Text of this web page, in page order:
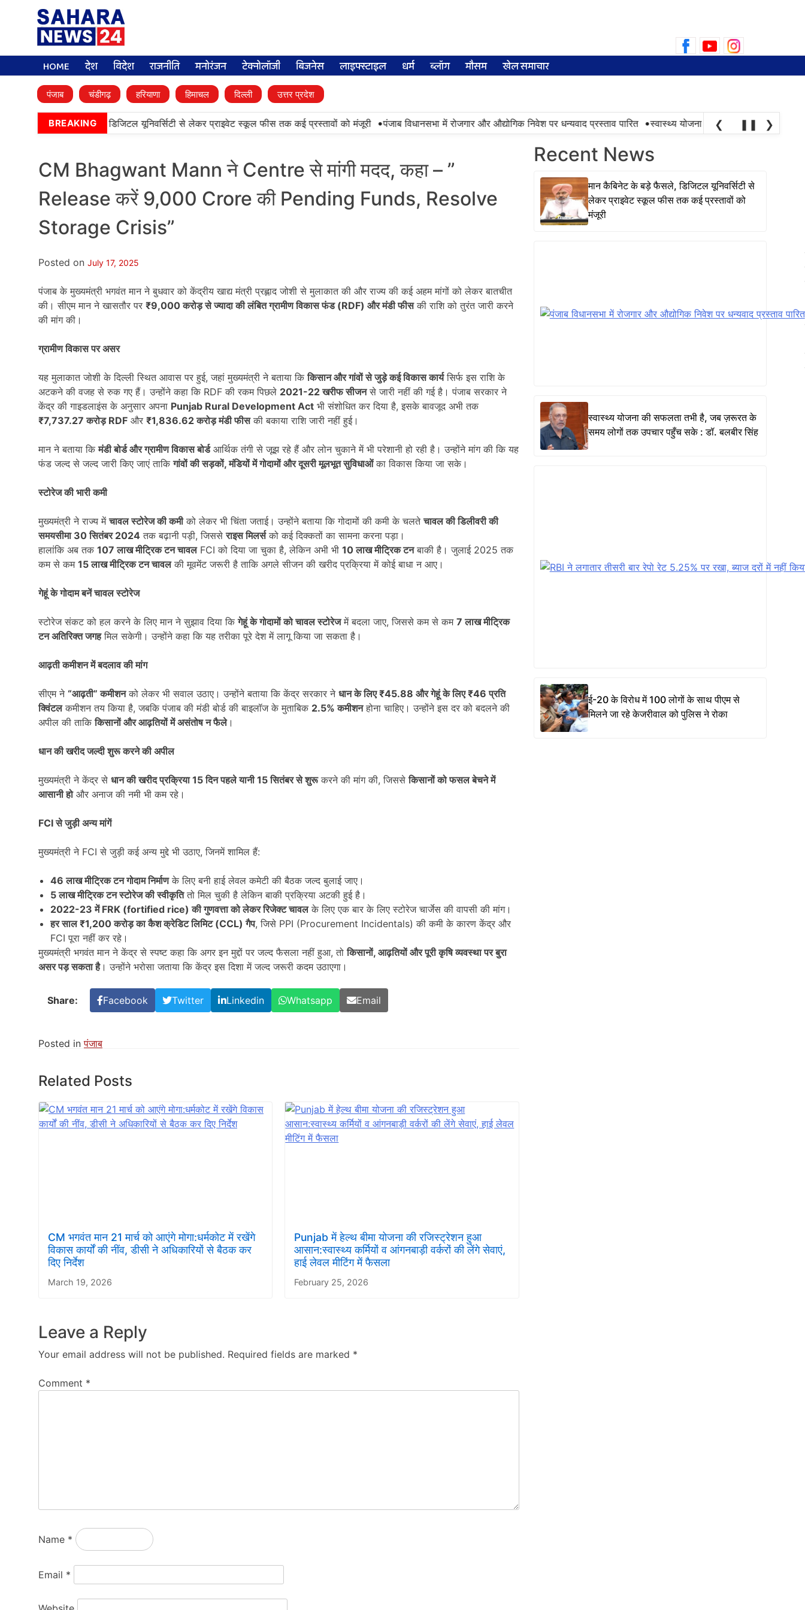
for:
HOME देश विदेश राजनीति मनोरंजन टेक्नोलॉजी बिजनेस लाइफ्स्टाइल धर्म ब्लॉग मौसम खेल समाचार
पंजाब चंडीगढ़ हरियाणा हिमाचल दिल्ली उत्तर प्रदेश
BREAKING
मान कैबिनेट के बड़े फैसले, डिजिटल यूनिवर्सिटी से लेकर प्राइवेट स्कूल फीस तक कई प्रस्तावों को मंजूरी •पंजाब विधानसभा में रोजगार और औद्योगिक निवेश पर धन्यवाद प्रस्ताव पारित •स्वास्थ्य योजना की सफलता तभी है, जब
❮ ❚❚ ❯
CM Bhagwant Mann ने Centre से मांगी मदद, कहा – ”
Release करें 9,000 Crore की Pending Funds, Resolve
Storage Crisis”
Posted on July 17, 2025
पंजाब के मुख्यमंत्री भगवंत मान ने बुधवार को केंद्रीय खाद्य मंत्री प्रह्लाद जोशी से मुलाकात की और राज्य की कई अहम मांगों को लेकर बातचीत
की। सीएम मान ने खासतौर पर ₹9,000करोड़ से ज्यादा की लंबित ग्रामीण विकास फंड (RDF) और मंडी फीसकी राशि को तुरंत जारी करने
की मांग की।
ग्रामीण विकास पर असर
यह मुलाकात जोशी के दिल्ली स्थित आवास पर हुई, जहां मुख्यमंत्री ने बताया किकिसान और गांवों से जुड़े कई विकास कार्यसिर्फ इस राशि के
अटकने की वजह से रुक गए हैं। उन्होंने कहा कि RDF की रकम पिछले 2021-22खरीफ सीजनसे जारी नहीं की गई है। पंजाब सरकार ने
केंद्र की गाइडलाइंस के अनुसार अपना Punjab Rural Development Act भी संशोधित कर दिया है, इसके बावजूद अभी तक
₹7,737.27करोड़ RDF और ₹1,836.62करोड़ मंडी फीसकी बकाया राशि जारी नहीं हुई।
मान ने बताया किमंडी बोर्ड और ग्रामीण विकास बोर्डआर्थिक तंगी से जूझ रहे हैं और लोन चुकाने में भी परेशानी हो रही है। उन्होंने मांग की कि यह
फंड जल्द से जल्द जारी किए जाएं ताकिगांवों की सड़कों,मंडियों में गोदामों और दूसरी मूलभूत सुविधाओंका विकास किया जा सके।
स्टोरेज की भारी कमी
मुख्यमंत्री ने राज्य मेंचावल स्टोरेज की कमीको लेकर भी चिंता जताई। उन्होंने बताया कि गोदामों की कमी के चलतेचावल की डिलीवरी की
समयसीमा 30सितंबर 2024 तक बढ़ानी पड़ी, जिससेराइस मिलर्सको कई दिक्कतों का सामना करना पड़ा।
हालांकि अब तक 107लाख मीट्रिक टन चावलFCI को दिया जा चुका है, लेकिन अभी भी 10लाख मीट्रिक टनबाकी है। जुलाई 2025 तक
कम से कम 15लाख मीट्रिक टन चावलकी मूवमेंट जरूरी है ताकि अगले सीजन की खरीद प्रक्रिया में कोई बाधा न आए।
गेहूं के गोदाम बनें चावल स्टोरेज
स्टोरेज संकट को हल करने के लिए मान ने सुझाव दिया किगेहूं के गोदामों को चावल स्टोरेजमें बदला जाए, जिससे कम से कम 7लाख मीट्रिक
टन अतिरिक्त जगहमिल सकेगी। उन्होंने कहा कि यह तरीका पूरे देश में लागू किया जा सकता है।
आढ़ती कमीशन में बदलाव की मांग
सीएम ने “आढ़ती” कमीशनको लेकर भी सवाल उठाए। उन्होंने बताया कि केंद्र सरकार ने धान के लिए ₹45.88 और गेहूं के लिए ₹46प्रति
क्विंटलकमीशन तय किया है, जबकि पंजाब की मंडी बोर्ड की बाइलॉज के मुताबिक 2.5%कमीशनहोना चाहिए। उन्होंने इस दर को बदलने की
अपील की ताकिकिसानों और आढ़तियों में असंतोष न फैले।
धान की खरीद जल्दी शुरू करने की अपील
मुख्यमंत्री ने केंद्र से धान की खरीद प्रक्रिया 15दिन पहले यानी 15सितंबर से शुरूकरने की मांग की, जिससेकिसानों को फसल बेचने में
आसानी होऔर अनाज की नमी भी कम रहे।
FCIसे जुड़ी अन्य मांगें
मुख्यमंत्री ने FCI से जुड़ी कई अन्य मुद्दे भी उठाए, जिनमें शामिल हैं:
46लाख मीट्रिक टन गोदाम निर्माणके लिए बनी हाई लेवल कमेटी की बैठक जल्द बुलाई जाए।
5लाख मीट्रिक टन स्टोरेज की स्वीकृतितो मिल चुकी है लेकिन बाकी प्रक्रिया अटकी हुई है।
2022-23में FRK (fortified rice)की गुणवत्ता को लेकर रिजेक्ट चावलके लिए एक बार के लिए स्टोरेज चार्जेस की वापसी की मांग।
हर साल ₹1,200करोड़ का कैश क्रेडिट लिमिट (CCL)गैप, जिसे PPI (Procurement Incidentals) की कमी के कारण केंद्र और
FCI पूरा नहीं कर रहे।
मुख्यमंत्री भगवंत मान ने केंद्र से स्पष्ट कहा कि अगर इन मुद्दों पर जल्द फैसला नहीं हुआ, तोकिसानों, आढ़तियों और पूरी कृषि व्यवस्था पर बुरा
असर पड़ सकता है। उन्होंने भरोसा जताया कि केंद्र इस दिशा में जल्द जरूरी कदम उठाएगा।
Share: Facebook Twitter Linkedin Whatsapp Email
Posted inपंजाब
Related Posts
CM भगवंत मान 21 मार्च को आएंगे मोगा:धर्मकोट में रखेंगे
विकास कार्यों की नींव, डीसी ने अधिकारियों से बैठक कर
दिए निर्देश
March 19, 2026
Punjab में हेल्थ बीमा योजना की रजिस्ट्रेशन हुआ
आसान:स्वास्थ्य कर्मियों व आंगनबाड़ी वर्करों की लेंगे सेवाएं,
हाई लेवल मीटिंग में फैसला
February 25, 2026
Leave a Reply
Your email address will not be published. Required fields are marked *
Comment *
Name *
Email *
Recent News
मान कैबिनेट के बड़े फैसले, डिजिटल यूनिवर्सिटी से
लेकर प्राइवेट स्कूल फीस तक कई प्रस्तावों को
मंजूरी
स्वास्थ्य योजना की सफलता तभी है, जब ज़रूरत के
समय लोगों तक उपचार पहुँच सके : डॉ. बलबीर सिंह
ई-20 के विरोध में 100 लोगों के साथ पीएम से
मिलने जा रहे केजरीवाल को पुलिस ने रोका